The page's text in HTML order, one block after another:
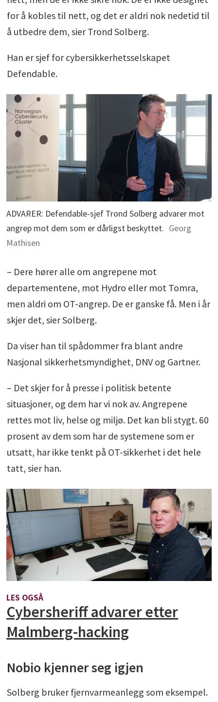
for å kobles til nett, og det er aldri nok nedetid til
å utbedre dem, sier Trond Solberg.
Han er sjef for cybersikkerhetsselskapet
Defendable.
ADVARER: Defendable-sjef Trond Solberg advarer mot
angrep mot dem som er dårligst beskyttet. Georg
Mathisen
– Dere hører alle om angrepene mot
departementene, mot Hydro eller mot Tomra,
men aldri om OT-angrep. De er ganske få. Men i år
skjer det, sier Solberg.
Da viser han til spådommer fra blant andre
Nasjonal sikkerhetsmyndighet, DNV og Gartner.
– Det skjer for å presse i politisk betente
situasjoner, og dem har vi nok av. Angrepene
rettes mot liv, helse og miljø. Det kan bli stygt. 60
prosent av dem som har de systemene som er
utsatt, har ikke tenkt på OT-sikkerhet i det hele
tatt, sier han.
LES OGSÅ
Cybersheriff advarer etter
Malmberg-hacking
Nobio kjenner seg igjen
Solberg bruker fjernvarmeanlegg som eksempel.